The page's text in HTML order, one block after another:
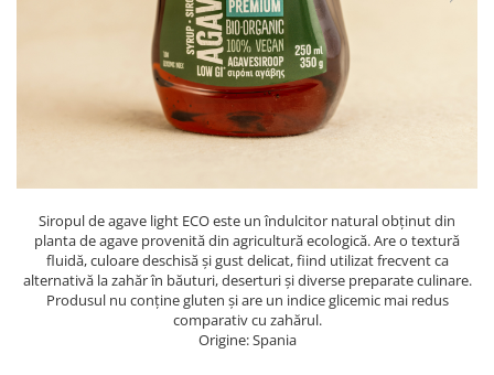
CIOCOLATĂ ȘI CACAO
BACANIE
COSMETICE
REMEDII NATURISTE
TOATE PRODUSELE
Siropul de agave light ECO este un îndulcitor natural obținut din
planta de agave provenită din agricultură ecologică. Are o textură
fluidă, culoare deschisă și gust delicat, fiind utilizat frecvent ca
alternativă la zahăr în băuturi, deserturi și diverse preparate culinare.
Produsul nu conține gluten și are un indice glicemic mai redus
comparativ cu zahărul.
Origine: Spania